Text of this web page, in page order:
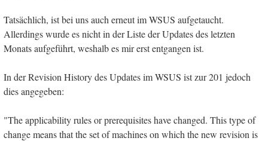
Tatsächlich, ist bei uns auch erneut im WSUS aufgetaucht.
Allerdings wurde es nicht in der Liste der Updates des letzten
Monats aufgeführt, weshalb es mir erst entgangen ist.
In der Revision History des Updates im WSUS ist zur 201 jedoch
dies angegeben:
"The applicability rules or prerequisites have changed. This type of
change means that the set of machines on which the new revision is